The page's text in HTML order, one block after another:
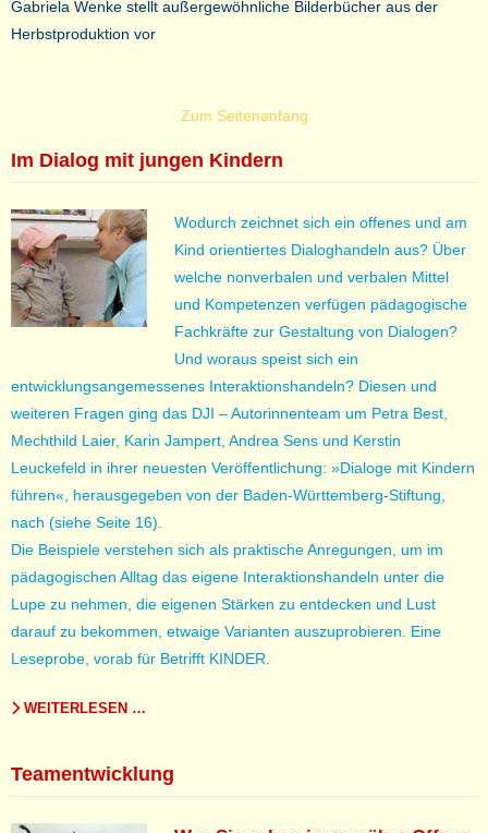
Gabriela Wenke stellt außergewöhnliche Bilderbücher aus der
Herbstproduktion vor
Zum Seitenanfang
Im Dialog mit jungen Kindern
Wodurch zeichnet sich ein offenes und am
Kind orientiertes Dialoghandeln aus? Über
welche nonverbalen und verbalen Mittel
und Kompetenzen verfügen pädagogische
Fachkräfte zur Gestaltung von Dialogen?
Und woraus speist sich ein
entwicklungsangemessenes Interaktionshandeln? Diesen und
weiteren Fragen ging das DJI – Autorinnenteam um Petra Best,
Mechthild Laier, Karin Jampert, Andrea Sens und Kerstin
Leuckefeld in ihrer neuesten Veröffentlichung: »Dialoge mit Kindern
führen«, herausgegeben von der Baden-Württemberg-Stiftung,
nach (siehe Seite 16).
Die Beispiele verstehen sich als praktische Anregungen, um im
pädagogischen Alltag das eigene Interaktionshandeln unter die
Lupe zu nehmen, die eigenen Stärken zu entdecken und Lust
darauf zu bekommen, etwaige Varianten auszuprobieren. Eine
Leseprobe, vorab für Betrifft KINDER.
WEITERLESEN …
Teamentwicklung